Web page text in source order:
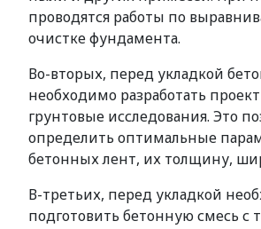
проводятся работы по
очистке фундамента.
Во-вторых, перед укладкой
необходимо разработать
грунтовые исследования. Это
определить оптимальные
бетонных лент, их толщину,
В-третьих, перед укладкой
подготовить бетонную смесь с